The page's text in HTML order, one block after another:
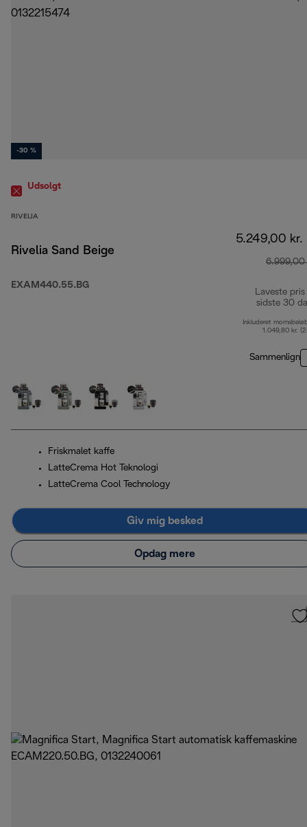
-30 %
Udsolgt
RIVELIA
Rivelia Sand Beige
EXAM440.55.BG
5.249,00 kr.
6.999,00
Laveste pris
sidste 30
Inkluderet
1.049,80 kr.
Sammenlign
Friskmalet kaffe
LatteCrema Hot Teknologi
LatteCrema Cool Technology
Giv mig besked
Opdag mere